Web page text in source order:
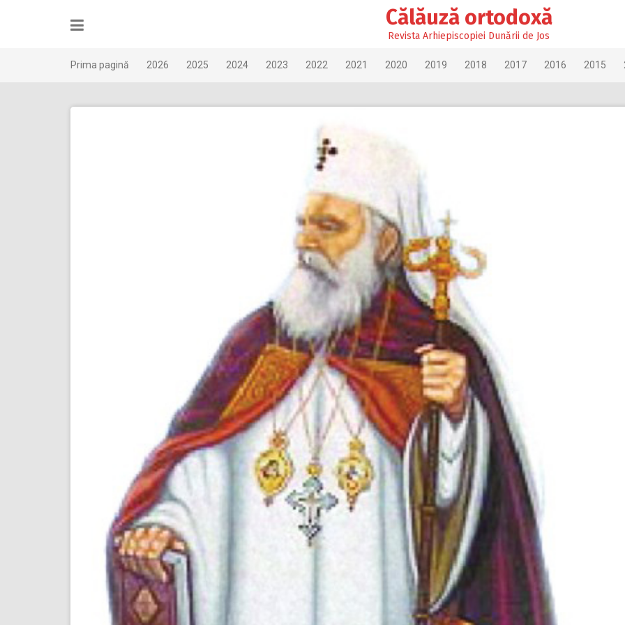
Călăuză ortodoxă
Revista Arhiepiscopiei Dunării de Jos
Prima pagină 2026 2025 2024 2023 2022 2021 2020 2019 2018 2017 2016 2015